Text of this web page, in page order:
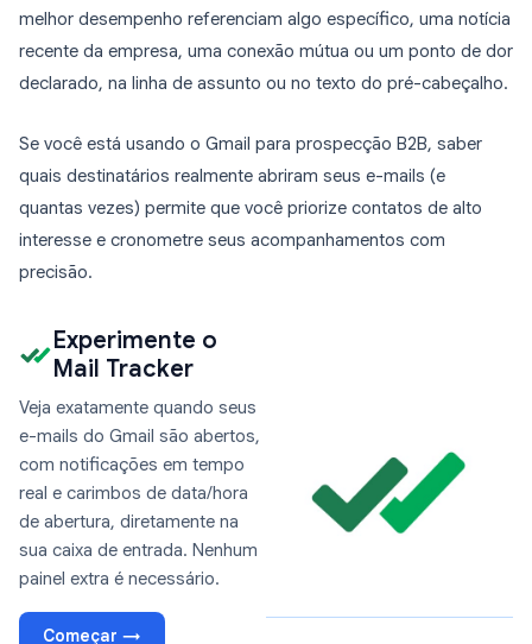
melhor desempenho referenciam algo específico, uma notícia
recente da empresa, uma conexão mútua ou um ponto de dor
declarado, na linha de assunto ou no texto do pré-cabeçalho.
Se você está usando o Gmail para prospecção B2B, saber
quais destinatários realmente abriram seus e-mails (e
quantas vezes) permite que você priorize contatos de alto
interesse e cronometre seus acompanhamentos com
precisão.
Experimente o
Mail Tracker
Veja exatamente quando seus
e-mails do Gmail são abertos,
com notificações em tempo
real e carimbos de data/hora
de abertura, diretamente na
sua caixa de entrada. Nenhum
painel extra é necessário.
Começar →